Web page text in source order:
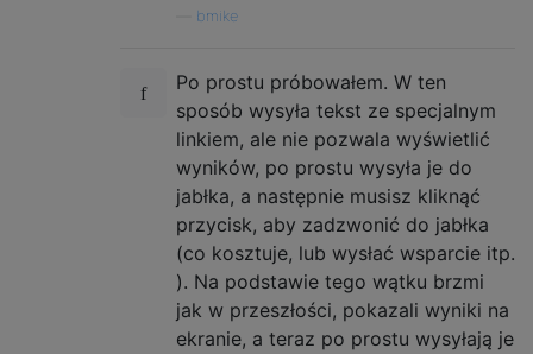
bmike
Po prostu próbowałem. W ten
sposób wysyła tekst ze specjalnym
linkiem, ale nie pozwala wyświetlić
wyników, po prostu wysyła je do
jabłka, a następnie musisz kliknąć
przycisk, aby zadzwonić do jabłka
(co kosztuje, lub wysłać wsparcie itp.
). Na podstawie tego wątku brzmi
jak w przeszłości, pokazali wyniki na
ekranie, a teraz po prostu wysyłają je